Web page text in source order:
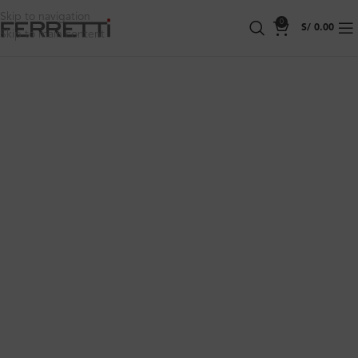
Skip to navigation
Skip to main content
0
S/ 0.00